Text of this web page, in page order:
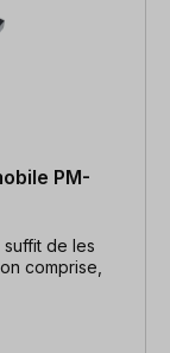
PM-
de les
comprise,